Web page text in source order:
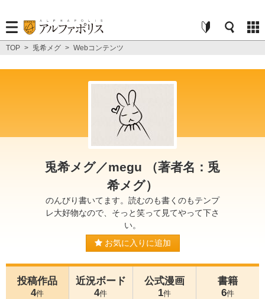
TOP > 兎希メグ > Webコンテンツ
兎希メグ／megu （著者名：兎
希メグ）
のんびり書いてます。読むのも書くのもテンプ
レ大好物なので、そっと笑って見てやって下さ
い。
お気に入りに追加
投稿作品
4件
近況ボード
4件
公式漫画
1件
書籍
6件